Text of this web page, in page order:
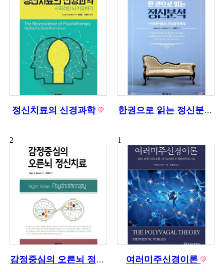
정신치료의 신경과학 한권으로 읽는 정신분석
2
감정중심의 오른뇌 정신치료
1
여러미주신경이론